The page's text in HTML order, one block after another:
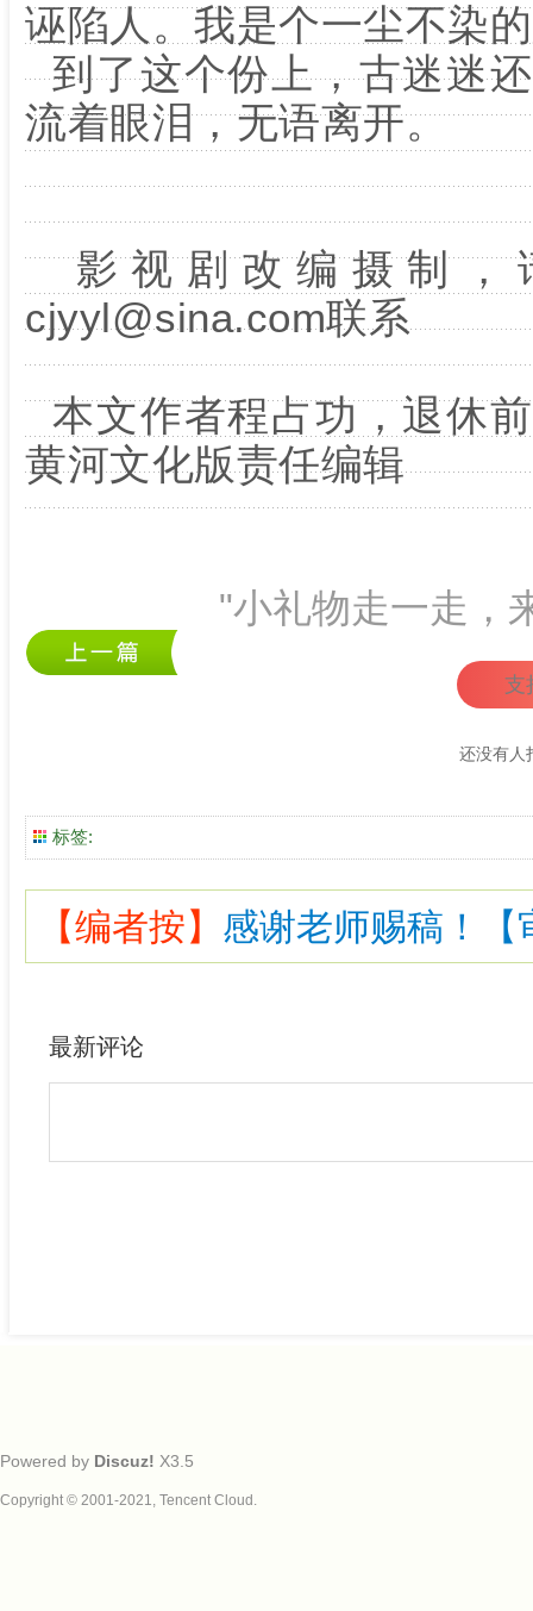
诬陷人。我是个一尘不染
到了这个份上，古迷迷
流着眼泪，无语离开。
影视剧改编摄制，
cjyyl@sina.com联系
本文作者程占功，退休
黄河文化版责任编辑
"小礼物走一走，
支
还没有人
标签:
【编者按】 感谢老师赐稿！【
最新评论
Powered by Discuz! X3.5
Copyright © 2001-2021, Tencent Cloud.